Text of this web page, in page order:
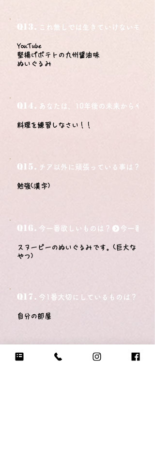
Q13. これ無しでは生きていけないモノ3
YouTube
堅揚げポテトの九州醤油味
ぬいぐるみ
Q14. あなたは、10年後の未来からやっ
料理を練習しなさい！！
Q15. チア以外に頑張っている事は？
勉強(漢字)
Q16. 今一番欲しいものは？
スヌーピーのぬいぐるみです。(巨大な
やつ)
Q17. 今1番大切にしているものは？
自分の部屋
Q18. 悲しい時に頼る人は？